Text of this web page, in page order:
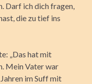
Darf ich dich fragen,
die zu tief ins
„Das hat mit
Mein Vater war
im Suff mit